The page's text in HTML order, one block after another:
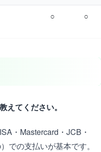
○ ○
えてください。
・Mastercard・JCB・
での支払いが基本です。